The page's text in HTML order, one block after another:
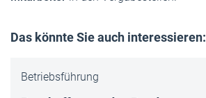
Das könnte Sie auch interessieren:
Betriebsführung